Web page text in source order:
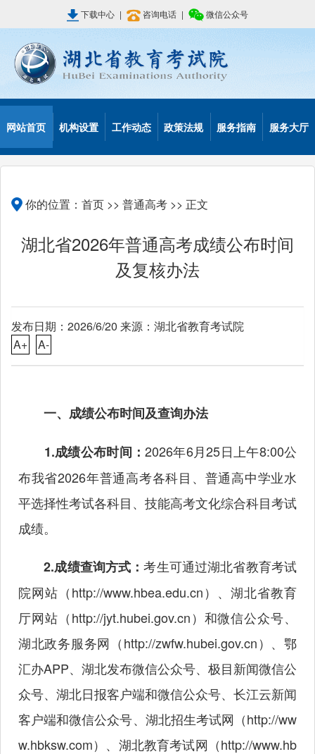
下载中心 | 咨询电话 | 微信公众号
网站首页 机构设置 工作动态 政策法规 服务指南 服务大厅
你的位置： 首页 >> 普通高考 >> 正文
湖北省2026年普通高考成绩公布时间
及复核办法
发布日期：2026/6/20 来源：湖北省教育考试院
A+
A-
一、成绩公布时间及查询办法
1.成绩公布时间：2026年6月25日上午8:00公
布我省2026年普通高考各科目、普通高中学业水
平选择性考试各科目、技能高考文化综合科目考试
成绩。
2.成绩查询方式：考生可通过湖北省教育考试
院网站（http://www.hbea.edu.cn）、湖北省教育
厅网站（http://jyt.hubei.gov.cn）和微信公众号、
湖北政务服务网（http://zwfw.hubei.gov.cn）、鄂
汇办APP、湖北发布微信公众号、极目新闻微信公
众号、湖北日报客户端和微信公众号、长江云新闻
客户端和微信公众号、湖北招生考试网（http://ww
w.hbksw.com）、湖北教育考试网（http://www.hb